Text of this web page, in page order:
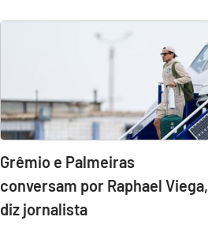
Grêmio e Palmeiras
conversam por Raphael Viega,
diz jornalista